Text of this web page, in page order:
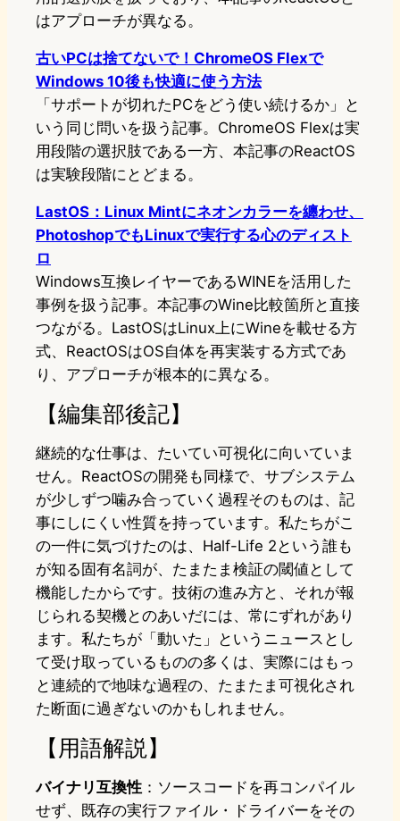
はアプローチが異なる。
古いPCは捨てないで！ChromeOS Flexで
Windows 10後も快適に使う方法
「サポートが切れたPCをどう使い続けるか」と
いう同じ問いを扱う記事。ChromeOS Flexは実
用段階の選択肢である一方、本記事のReactOS
は実験段階にとどまる。
LastOS：Linux Mintにネオンカラーを纏わせ、
PhotoshopでもLinuxで実行する心のディスト
ロ
Windows互換レイヤーであるWINEを活用した
事例を扱う記事。本記事のWine比較箇所と直接
つながる。LastOSはLinux上にWineを載せる方
式、ReactOSはOS自体を再実装する方式であ
り、アプローチが根本的に異なる。
【編集部後記】
継続的な仕事は、たいてい可視化に向いていま
せん。ReactOSの開発も同様で、サブシステム
が少しずつ噛み合っていく過程そのものは、記
事にしにくい性質を持っています。私たちがこ
の一件に気づけたのは、Half-Life 2という誰も
が知る固有名詞が、たまたま検証の閾値として
機能したからです。技術の進み方と、それが報
じられる契機とのあいだには、常にずれがあり
ます。私たちが「動いた」というニュースとし
て受け取っているものの多くは、実際にはもっ
と連続的で地味な過程の、たまたま可視化され
た断面に過ぎないのかもしれません。
【用語解説】
バイナリ互換性 ：ソースコードを再コンパイル
せず、既存の実行ファイル・ドライバーをその